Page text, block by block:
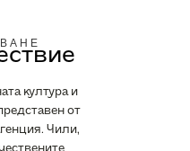
култура и
от
Чили,